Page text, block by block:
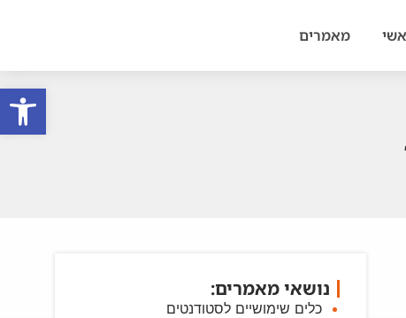
פתח
מאמרים
נושאי מאמרים:
כלים שימושיים לסטודנטים